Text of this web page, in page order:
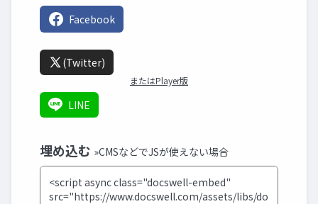
Facebook
(Twitter)
またはPlayer版
LINE
埋め込む »CMSなどでJSが使えない場合